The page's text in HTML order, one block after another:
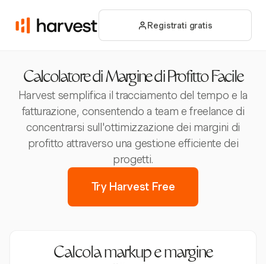
Registrati gratis
Calcolatore di Margine di Profitto Facile
Harvest semplifica il tracciamento del tempo e la
fatturazione, consentendo a team e freelance di
concentrarsi sull'ottimizzazione dei margini di
profitto attraverso una gestione efficiente dei
progetti.
Try Harvest Free
Calcola markup e margine